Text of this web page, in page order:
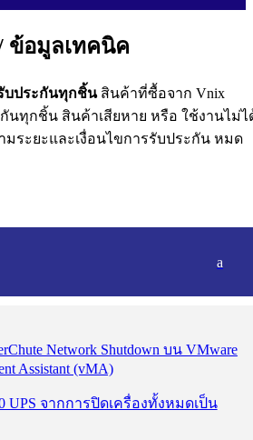
ข้อมูลเทคนิค
บประกันทุกชิ้นสินค้าที่ซื้อจาก Vnix
นทุกชิ้น สินค้าเสียหาย หรือ ใช้งานไม่ไ
มระยะและเงื่อนไขการรับประกัน หมด
a
Network Shutdown บน VMware
Assistant (vMA)
UPS จากการปิดเครื่องทั้งหมดเป็น